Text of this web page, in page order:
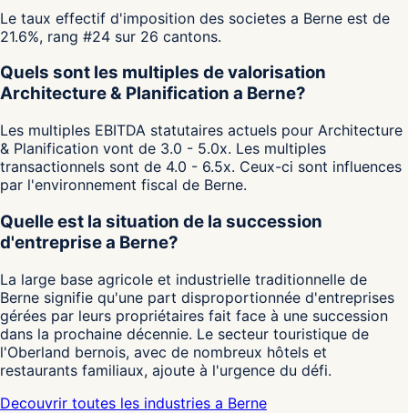
Le taux effectif d'imposition des societes a Berne est de
21.6%, rang #24 sur 26 cantons.
Quels sont les multiples de valorisation
Architecture & Planification a Berne?
Les multiples EBITDA statutaires actuels pour Architecture
& Planification vont de 3.0 - 5.0x. Les multiples
transactionnels sont de 4.0 - 6.5x. Ceux-ci sont influences
par l'environnement fiscal de Berne.
Quelle est la situation de la succession
d'entreprise a Berne?
La large base agricole et industrielle traditionnelle de
Berne signifie qu'une part disproportionnée d'entreprises
gérées par leurs propriétaires fait face à une succession
dans la prochaine décennie. Le secteur touristique de
l'Oberland bernois, avec de nombreux hôtels et
restaurants familiaux, ajoute à l'urgence du défi.
Decouvrir toutes les industries a Berne